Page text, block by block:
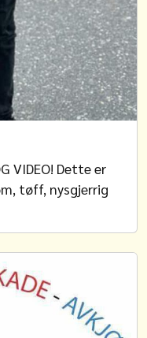
VIDEO! Dette er
tøff, nysgjerrig